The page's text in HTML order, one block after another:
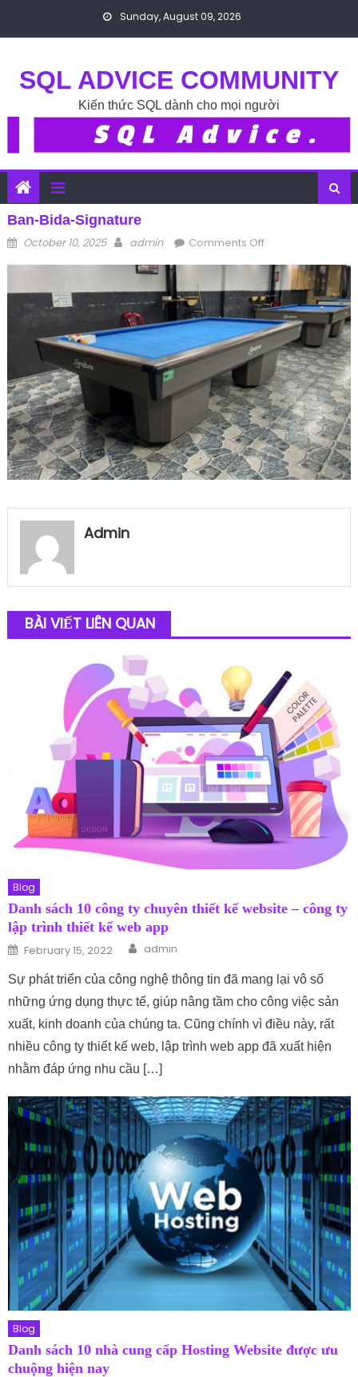
Sunday, August 09, 2026
SQL ADVICE COMMUNITY
Kiến thức SQL dành cho mọi người
Ban-Bida-Signature
Posted on
October 10, 2025 Author
admin Comments Offon ban-bida-
Admin
BÀI VIẾT LIÊN QUAN
Blog
Danh sách 10 công ty chuyên thiết kế website – công ty
lập trình thiết kế web app
Posted on
February 15, 2022 Author
admin
Sự phát triển của công nghệ thông tin đã mang lại vô số
những ứng dụng thực tế, giúp nâng tầm cho công việc sản
xuất, kinh doanh của chúng ta. Cũng chính vì điều này, rất
nhiều công ty thiết kế web, lập trình web app đã xuất hiện
nhằm đáp ứng nhu cầu […]
Blog
Danh sách 10 nhà cung cấp Hosting Website được ưu
chuộng hiện nay